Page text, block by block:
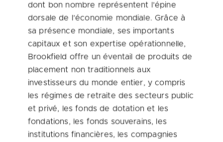
dont bon nombre représentent l’épine
dorsale de l’économie mondiale. Grâce à
sa présence mondiale, ses importants
capitaux et son expertise opérationnelle,
Brookfield offre un éventail de produits de
placement non traditionnels aux
investisseurs du monde entier, y compris
les régimes de retraite des secteurs public
et privé, les fonds de dotation et les
fondations, les fonds souverains, les
institutions financières, les compagnies